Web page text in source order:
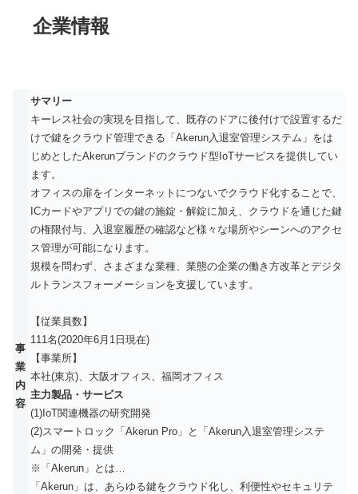
企業情報
事
業
内
容
サマリー
キーレス社会の実現を目指して、既存のドアに後付けで設置するだ
けで鍵をクラウド管理できる「Akerun入退室管理システム」をは
じめとしたAkerunブランドのクラウド型IoTサービスを提供してい
ます。
オフィスの扉をインターネットにつないでクラウド化することで、
ICカードやアプリでの鍵の施錠・解錠に加え、クラウドを通じた鍵
の権限付与、入退室履歴の確認など様々な場所やシーンへのアクセ
ス管理が可能になります。
規模を問わず、さまざまな業種、業態の企業の働き方改革とデジタ
ルトランスフォーメーションを支援しています。
【従業員数】
111名(2020年6月1日現在)
【事業所】
本社(東京)、大阪オフィス、福岡オフィス
主力製品・サービス
(1)IoT関連機器の研究開発
(2)スマートロック「Akerun Pro」と「Akerun入退室管理システ
ム」の開発・提供
※「Akerun」とは…
「Akerun」は、あらゆる鍵をクラウド化し、利便性やセキュリテ